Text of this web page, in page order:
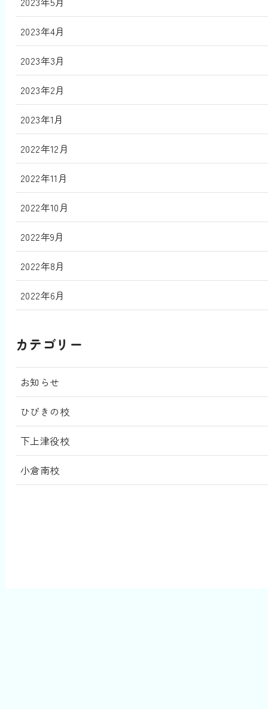
2023年4月
2023年3月
2023年2月
2023年1月
2022年12月
2022年11月
2022年10月
2022年9月
2022年8月
2022年6月
カテゴリー
お知らせ
ひびきの校
下上津役校
小倉南校